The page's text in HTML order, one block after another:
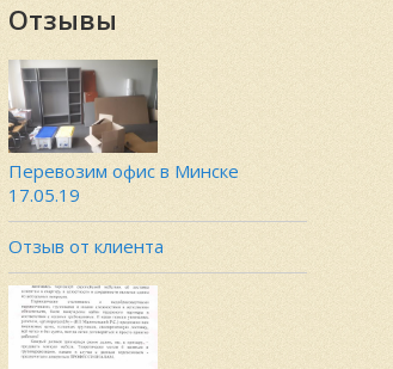
Отзывы
Перевозим офис в Минске
17.05.19
Отзыв от клиента